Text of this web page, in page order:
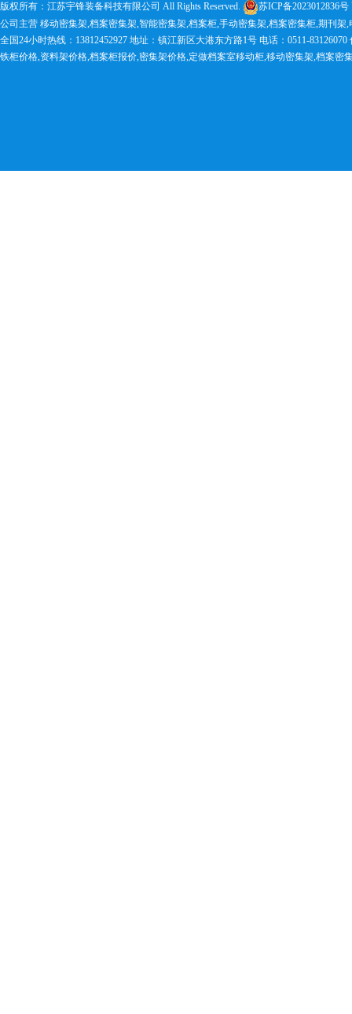
版权所有：江苏宇锋装备科技有限公司 All Rights Reserved. 苏ICP备2023012836号
公司主营 移动密集架,档案密集架,智能密集架,档案柜,手动密集架,档案密集柜,期刊
全国24小时热线：13812452927 地址：镇江新区大港东方路1号 电话：0511-83126070
铁柜价格,资料架价格,档案柜报价,密集架价格,定做档案室移动柜,移动密集架,档案密